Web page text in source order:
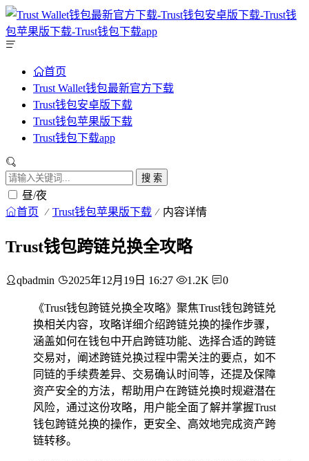
首页
Trust Wallet钱包最新官方下载
Trust钱包安卓版下载
Trust钱包苹果版下载
Trust钱包下载app
搜 索
昼/夜
首页 Trust钱包苹果版下载 内容详情
Trust钱包跨链兑换全攻略
qbadmin 2025年12月19日 16:27 1.2K 0
《Trust钱包跨链兑换全攻略》聚焦Trust钱包跨链兑
换相关内容，攻略详细介绍跨链兑换的操作步骤，
涵盖如何在钱包中开启跨链功能、选择合适的跨链
交易对，阐述跨链兑换过程中需关注的要点，如不
同链的手续费差异、交易确认时间等，还提及保障
资产安全的方法，帮助用户在跨链兑换时规避潜在
风险，通过这份攻略，用户能全面了解并掌握Trust
钱包跨链兑换的操作，更安全、高效地完成资产跨
链转移。